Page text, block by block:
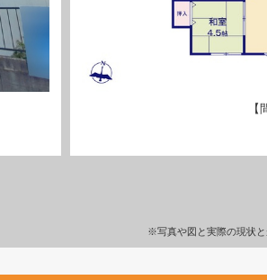
【
※写真や図と実際の現状